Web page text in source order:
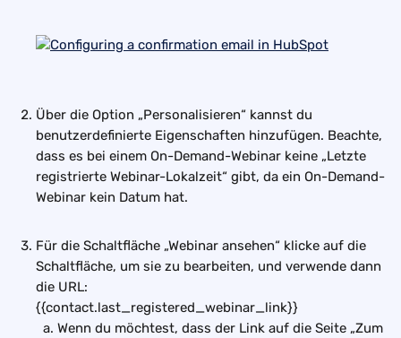
Über die Option „Personalisieren“ kannst du
benutzerdefinierte Eigenschaften hinzufügen. Beachte,
dass es bei einem On-Demand-Webinar keine „Letzte
registrierte Webinar-Lokalzeit“ gibt, da ein On-Demand-
Webinar kein Datum hat.
Für die Schaltfläche „Webinar ansehen“ klicke auf die
Schaltfläche, um sie zu bearbeiten, und verwende dann
die URL:
{{contact.last_registered_webinar_link}}
Wenn du möchtest, dass der Link auf die Seite „Zum